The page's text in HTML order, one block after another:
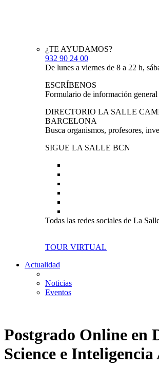
¿TE AYUDAMOS?
932 90 24 00
De lunes a viernes de 8 a 22 h,
ESCRÍBENOS
Formulario de información general
DIRECTORIO LA SALLE
BARCELONA
Busca organismos, profesores,
SIGUE LA SALLE BCN
Todas las redes sociales de La
TOUR VIRTUAL
Actualidad
Noticias
Eventos
Postgrado Online en
Science e